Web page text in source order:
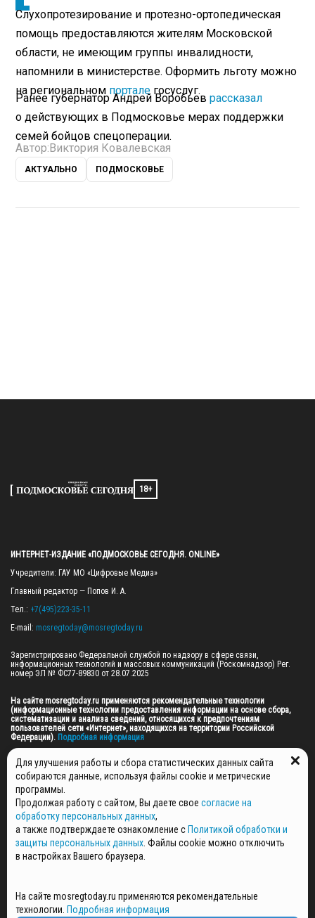
Слухопротезирование и протезно-ортопедическая
помощь предоставляются жителям Московской
области, не имеющим группы инвалидности,
напомнили в министерстве. Оформить льготу можно
на региональном портале госуслуг.
Ранее губернатор Андрей Воробьеврассказал
о действующих в Подмосковье мерах поддержки
семей бойцов спецоперации.
Автор: Виктория Ковалевская
АКТУАЛЬНО ПОДМОСКОВЬЕ
18+
ИНТЕРНЕТ-ИЗДАНИЕ «ПОДМОСКОВЬЕ СЕГОДНЯ. ONLINE»
Учредители: ГАУ МО «Цифровые Медиа»
Главный редактор — Попов И. А.
Тел.: +7(495)223-35-11
E-mail: mosregtoday@mosregtoday.ru
Зарегистрировано Федеральной службой по надзору в сфере связи,
информационных технологий и массовых коммуникаций (Роскомнадзор) Рег.
номер ЭЛ № ФС77-89830 от 28.07.2025
На сайте mosregtoday.ru применяются рекомендательные технологии
(информационные технологии предоставления информации на основе сбора,
систематизации и анализа сведений, относящихся к предпочтениям
пользователей сети «Интернет», находящихся на территории Российской
Федерации). Подробная информация
© 2026 ПРАВА НА ВСЕ МАТЕРИАЛЫ САЙТА ПРИНАДЛЕЖАТ ГАУ МО "ЦИФРОВЫЕ
МЕДИА" (ОГРН: 1255000059467).
ПОЛИТИКА ОБРАБОТКИ И ЗАЩИТЫ ПЕРСОНАЛЬНЫХ ДАННЫХ
НОВОСТИ
ГАЗЕТЫ
РЕКЛАМОДАТЕЛЯМ
СПЕЦПРОЕКТЫ
СТАТЬИ
Для улучшения работы и сбора статистических данных сайта
собираются данные, используя файлы cookie и метрические
программы.
Продолжая работу с сайтом, Вы даете свое согласие на
обработку персональных данных,
а также подтверждаете ознакомление с Политикой обработки и
защиты персональных данных . Файлы cookie можно отключить
в настройках Вашего браузера.
На сайте mosregtoday.ru применяются рекомендательные
технологии. Подробная информация